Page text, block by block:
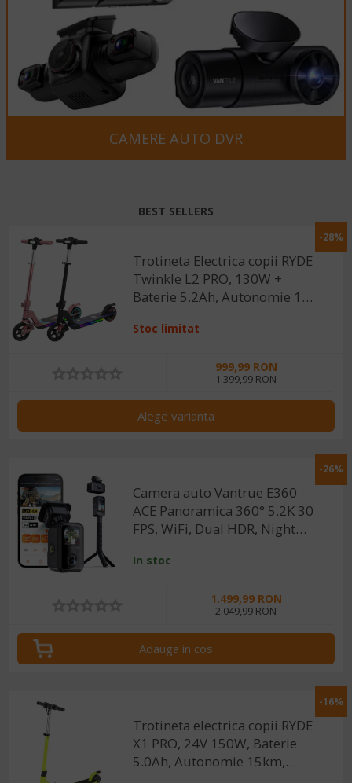
CAMERE AUTO DVR
BEST SELLERS
-28%
Trotineta Electrica copii RYDE
Twinkle L2 PRO, 130W +
Baterie 5.2Ah, Autonomie 12-
viteza, Frana
maxima 16 km/h
Stoc limitat
999,99 RON
1.399,99 RON
Alege varianta
-26%
Camera auto Vantrue E360
ACE Panoramica 360° 5.2K 30
FPS, WiFi, Dual HDR, Night
GPS, control vocal
In stoc
1.499,99 RON
2.049,99 RON
Adauga in cos
-16%
Trotineta electrica copii RYDE
X1 PRO, 24V 150W, Baterie
5.0Ah, Autonomie 15km,